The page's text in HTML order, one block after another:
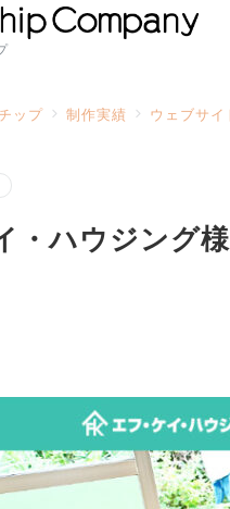
ップ 制作実績 ウェブサイ
・ハウジング様